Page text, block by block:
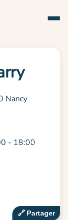
Nancy
- 18:00
🔗‍️ Partager